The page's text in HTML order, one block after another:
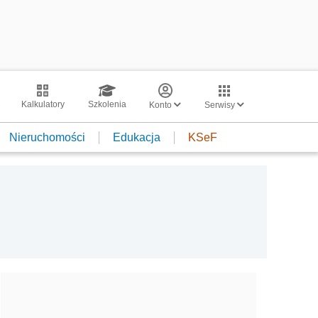
Kalkulatory Szkolenia Konto Serwisy
Nieruchomości Edukacja KSeF